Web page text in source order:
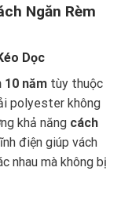
Ngăn Rèm
Dọc
năm tùy thuộc
polyester không
khả năng cách
điện giúp vách
nhau mà không bị